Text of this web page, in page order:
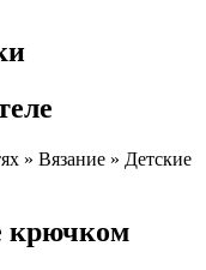
» Вязание » Детские
крючком